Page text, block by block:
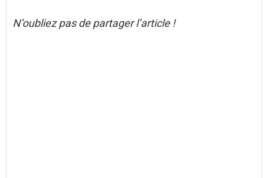
N’oubliez pas de partager l’article !